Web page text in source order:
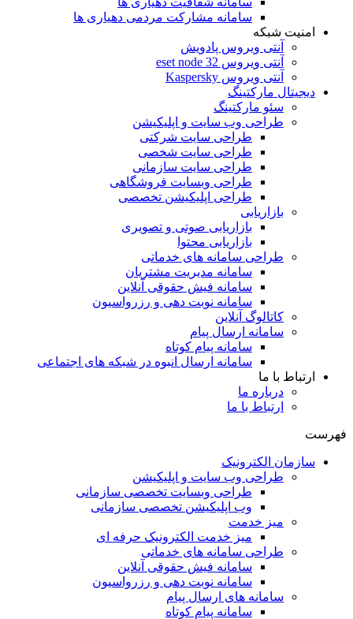
سامانه مشارکت مردمی دهیاری ها
امنیت شبکه
آنتی ویروس پادویش
آنتی ویروس 32 eset node
آنتی ویروس Kaspersky
دیجیتال مارکتینگ
سئو مارکتینگ
طراحی وب سایت و اپلیکیشن
طراحی سایت شرکتی
طراحی سایت شخصی
طراحی سایت سازمانی
طراحی وبسایت فروشگاهی
طراحی اپلیکیشن تخصصی
بازاریابی
بازاریابی صوتی و تصویری
بازاریابی محتوا
طراحی سامانه های خدماتی
سامانه مدیریت مشتریان
سامانه فیش حقوقی آنلاین
سامانه نوبت دهی و رزرواسیون
کاتالوگ آنلاین
سامانه ارسال پیام
سامانه پیام کوتاه
سامانه ارسال انبوه در شبکه های اجتماعی
ارتباط با ما
درباره ما
ارتباط با ما
فهرست
سازمان الکترونیک
طراحی وب سایت و اپلیکیشن
طراحی وبسایت تخصصی سازمانی
وب اپلیکیشن تخصصی سازمانی
میز خدمت
میز خدمت الکترونیک حرفه ای
طراحی سامانه های خدماتی
سامانه فیش حقوقی آنلاین
سامانه نوبت دهی و رزرواسیون
سامانه های ارسال پیام
سامانه پیام کوتاه